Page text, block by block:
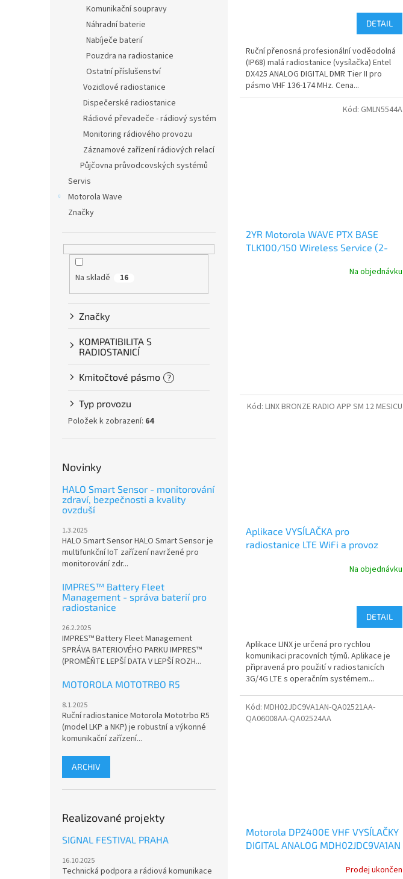
Komunikační soupravy
Náhradní baterie
Nabíječe baterií
Pouzdra na radiostanice
Ostatní příslušenství
Vozidlové radiostanice
Dispečerské radiostanice
Rádiové převadeče - rádiový systém
Monitoring rádiového provozu
Záznamové zařízení rádiových relací
Půjčovna průvodcovských systémů
Servis
Motorola Wave
Značky
Na skladě 16
Značky
KOMPATIBILITA S
RADIOSTANICÍ
Kmitočtové pásmo ?
Typ provozu
Položek k zobrazení: 64
Novinky
HALO Smart Sensor - monitorování
zdraví, bezpečnosti a kvality
ovzduší
1.3.2025
HALO Smart Sensor HALO Smart Sensor je
multifunkční IoT zařízení navržené pro
monitorování zdr...
IMPRES™ Battery Fleet
Management - správa baterií pro
radiostanice
26.2.2025
IMPRES™ Battery Fleet Management
SPRÁVA BATERIOVÉHO PARKU IMPRES™
(PROMĚŇTE LEPŠÍ DATA V LEPŠÍ ROZH...
MOTOROLA MOTOTRBO R5
8.1.2025
Ruční radiostanice Motorola Mototrbo R5
(model LKP a NKP) je robustní a výkonné
komunikační zařízení...
ARCHIV
Realizované projekty
SIGNAL FESTIVAL PRAHA
16.10.2025
Technická podpora a rádiová komunikace
DETAIL
Ruční přenosná profesionální voděodolná
(IP68) malá radiostanice (vysílačka) Entel
DX425 ANALOG DIGITAL DMR Tier II pro
pásmo VHF 136-174 MHz. Cena...
2YR Motorola WAVE PTX BASE
TLK100/150 Wireless Service (2-
Na objednávku
Kód: GMLN5544A
Aplikace VYSÍLAČKA pro
radiostanice LTE WiFi a provoz
Na objednávku
DETAIL
Aplikace LINX je určená pro rychlou
komunikaci pracovních týmů. Aplikace je
připravená pro použití v radiostanicích
3G/4G LTE s operačním systémem...
Kód: LINX BRONZE RADIO APP SM 12 MESICU
Motorola DP2400E VHF VYSÍLAČKY
DIGITAL ANALOG MDH02JDC9VA1AN
Prodej ukončen
Kód: MDH02JDC9VA1AN-QA02521AA-
QA06008AA-QA02524AA